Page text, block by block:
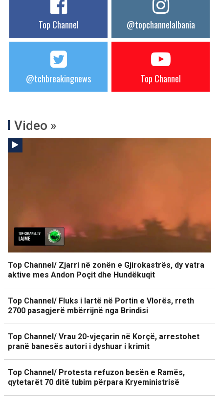
Top Channel @topchannelalbania
@tchbreakingnews Top Channel
Video »
Top Channel/ Zjarri në zonën e Gjirokastrës, dy vatra
aktive mes Andon Poçit dhe Hundëkuqit
Top Channel/ Fluks i lartë në Portin e Vlorës, rreth
2700 pasagjerë mbërrijnë nga Brindisi
Top Channel/ Vrau 20-vjeçarin në Korçë, arrestohet
pranë banesës autori i dyshuar i krimit
Top Channel/ Protesta refuzon besën e Ramës,
qytetarët 70 ditë tubim përpara Kryeministrisë